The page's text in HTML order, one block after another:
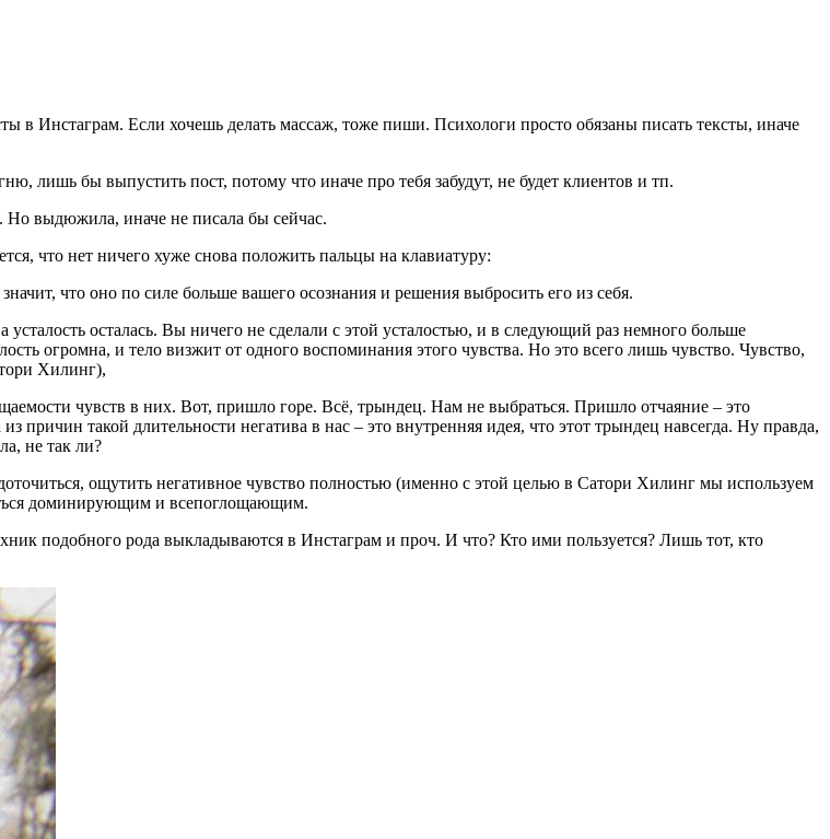
Инстаграм. Если хочешь делать массаж, тоже пиши. Психологи просто обязаны писать тексты, иначе
лишь бы выпустить пост, потому что иначе про тебя забудут, не будет клиентов и тп.
Но выдюжила, иначе не писала бы сейчас.
что нет ничего хуже снова положить пальцы на клавиатуру:
что оно по силе больше вашего осознания и решения выбросить его из себя.
усталость осталась. Вы ничего не сделали с этой усталостью, и в следующий раз немного больше
огромна, и тело визжит от одного воспоминания этого чувства. Но это всего лишь чувство. Чувство,
Хилинг),
чувств в них. Вот, пришло горе. Всё, трындец. Нам не выбраться. Пришло отчаяние – это
такой длительности негатива в нас – это внутренняя идея, что этот трындец навсегда. Ну правда,
не так ли?
ощутить негативное чувство полностью (именно с этой целью в Сатори Хилинг мы используем
доминирующим и всепоглощающим.
подобного рода выкладываются в Инстаграм и проч. И что? Кто ими пользуется? Лишь тот, кто